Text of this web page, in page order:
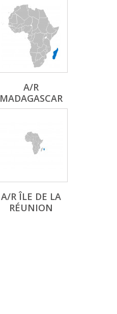
A/R
MADAGASCAR
A/R ÎLE DE LA
RÉUNION